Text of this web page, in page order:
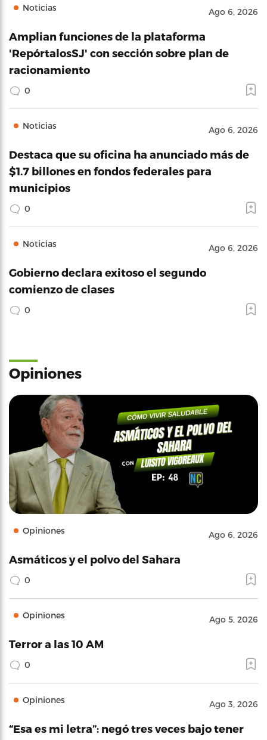
Noticias Ago 6, 2026
Amplian funciones de la plataforma
'RepórtalosSJ' con sección sobre plan de
racionamiento
0
Noticias Ago 6, 2026
Destaca que su oficina ha anunciado más de
$1.7 billones en fondos federales para
municipios
0
Noticias Ago 6, 2026
Gobierno declara exitoso el segundo
comienzo de clases
0
Opiniones
Opiniones Ago 6, 2026
Asmáticos y el polvo del Sahara
0
Opiniones Ago 5, 2026
Terror a las 10 AM
0
Opiniones Ago 3, 2026
“Esa es mi letra”: negó tres veces bajo tener